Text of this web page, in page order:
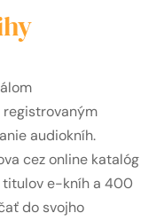
registrovaným
audiokníh.
cez online katalóg
titulov e-kníh a 400
do svojho